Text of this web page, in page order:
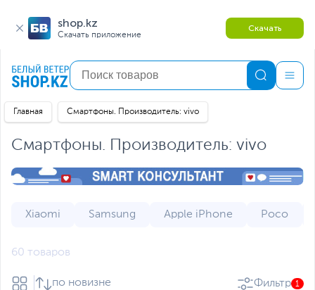
shop.kz
Скачать приложение
Скачать
Главная Смартфоны. Производитель: vivo
Смартфоны. Производитель: vivo
Xiaomi Samsung Apple iPhone Poco
60 товаров
по новизне Фильтр 1